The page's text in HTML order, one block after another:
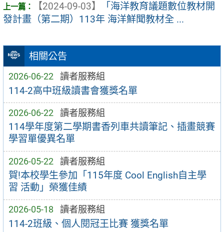
相關公告
2026-06-22 讀者服務組
114-2高中班級讀書會獲獎名單
2026-06-22 讀者服務組
114學年度第二學期書香列車共讀筆記、插畫競賽
學習單優異名單
2026-05-22 讀者服務組
賀!本校學生參加「115年度 Cool English自主學
習 活動」榮獲佳績
2026-05-18 讀者服務組
114-2班級、個人閱冠王比賽 獲獎名單
【2024-09-03】
「海洋教育議題數位教材開
發計畫（第二期）113年 海洋鮮聞教材全 ...